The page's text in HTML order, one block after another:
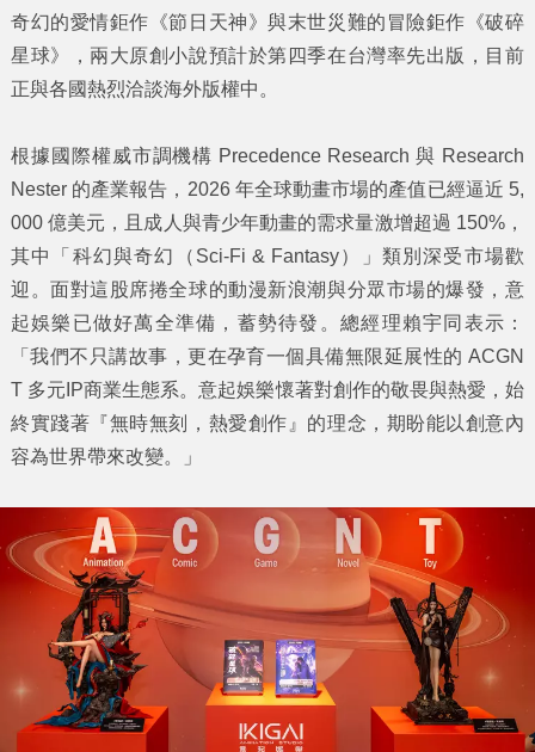
奇幻的愛情鉅作《節日天神》與末世災難的冒險鉅作《破碎
星球》，兩大原創小說預計於第四季在台灣率先出版，目前
正與各國熱烈洽談海外版權中。
根據國際權威市調機構 Precedence Research 與 Research
Nester 的產業報告，2026 年全球動畫市場的產值已經逼近 5,
000 億美元，且成人與青少年動畫的需求量激增超過 150%，
其中「科幻與奇幻（Sci-Fi & Fantasy）」類別深受市場歡
迎。面對這股席捲全球的動漫新浪潮與分眾市場的爆發，意
起娛樂已做好萬全準備，蓄勢待發。總經理賴宇同表示：
「我們不只講故事，更在孕育一個具備無限延展性的 ACGN
T 多元IP商業生態系。意起娛樂懷著對創作的敬畏與熱愛，始
終實踐著『無時無刻，熱愛創作』的理念，期盼能以創意內
容為世界帶來改變。」